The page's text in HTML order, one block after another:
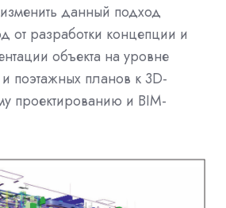
данный подход
от разработки концепции и
объекта на уровне
и поэтажных планов к 3D-
проектированию и BIM-